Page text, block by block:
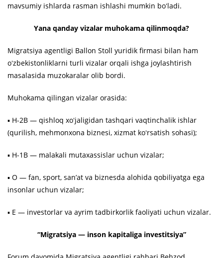
mavsumiy ishlarda rasman ishlashi mumkin boʻladi.
Yana qanday vizalar muhokama qilinmoqda?
Migratsiya agentligi Ballon Stoll yuridik firmasi bilan ham
oʻzbekistonliklarni turli vizalar orqali ishga joylashtirish
masalasida muzokaralar olib bordi.
Muhokama qilingan vizalar orasida:
▪️ H-2B — qishloq xoʻjaligidan tashqari vaqtinchalik ishlar
(qurilish, mehmonxona biznesi, xizmat koʻrsatish sohasi);
▪️ H-1B — malakali mutaxassislar uchun vizalar;
▪️ O — fan, sport, sanʼat va biznesda alohida qobiliyatga ega
insonlar uchun vizalar;
▪️ E — investorlar va ayrim tadbirkorlik faoliyati uchun vizalar.
“Migratsiya — inson kapitaliga investitsiya”